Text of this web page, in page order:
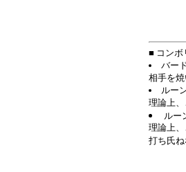
■ コンボ
バー
相手を
ルー
理論上
ルー
理論上
打ち氏